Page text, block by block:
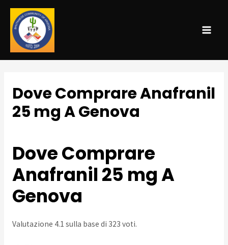
Dove Comprare Anafranil
25 mg A Genova
Dove Comprare
Anafranil 25 mg A
Genova
Valutazione 4.1 sulla base di 323 voti.